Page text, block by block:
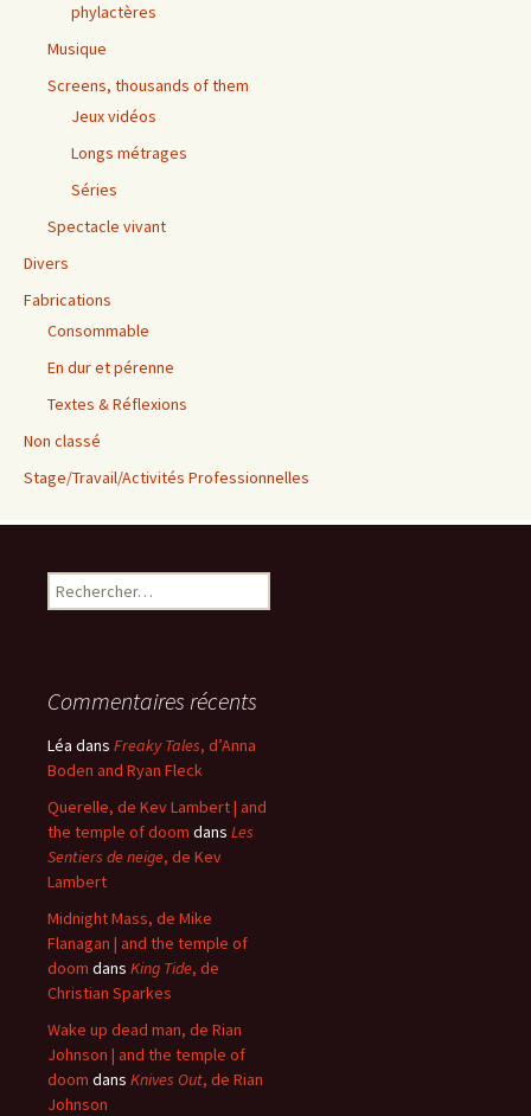
phylactères
Musique
Screens, thousands of them
Jeux vidéos
Longs métrages
Séries
Spectacle vivant
Divers
Fabrications
Consommable
En dur et pérenne
Textes & Réflexions
Non classé
Stage/Travail/Activités Professionnelles
Rechercher :
Commentaires récents
Léa dans Freaky Tales, d’Anna
Boden and Ryan Fleck
Querelle, de Kev Lambert | and
the temple of doom dans Les
Sentiers de neige, de Kev
Lambert
Midnight Mass, de Mike
Flanagan | and the temple of
doom dans King Tide, de
Christian Sparkes
Wake up dead man, de Rian
Johnson | and the temple of
doom dans Knives Out, de Rian
Johnson